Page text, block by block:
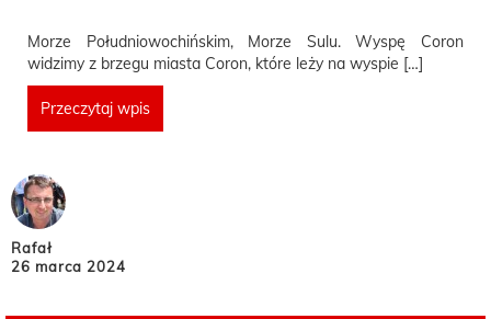
Morze Południowochińskim, Morze Sulu. Wyspę Coron
widzimy z brzegu miasta Coron, które leży na wyspie […]
Przeczytaj wpis
Rafał
26 marca 2024